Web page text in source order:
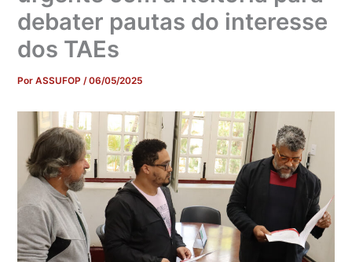
debater pautas do interesse
dos TAEs
PorASSUFOP/06/05/2025